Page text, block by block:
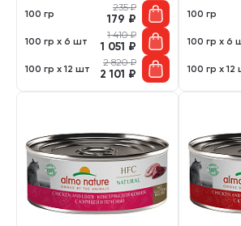
100 гр
235₽
179 ₽
100 гр х 6 шт
1 410₽
1 051 ₽
100 гр х 12 шт
2 820₽
2 101 ₽
100 гр
100 гр х 6
100 гр х 12